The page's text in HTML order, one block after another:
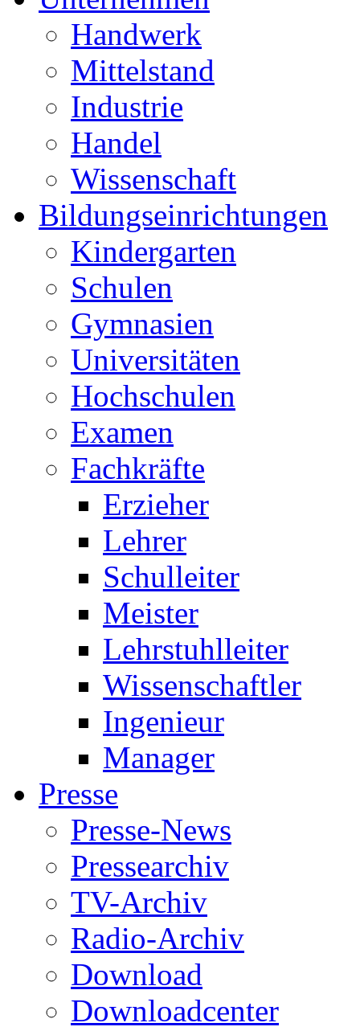
Handwerk
Mittelstand
Industrie
Handel
Wissenschaft
Bildungseinrichtungen
Kindergarten
Schulen
Gymnasien
Universitäten
Hochschulen
Examen
Fachkräfte
Erzieher
Lehrer
Schulleiter
Meister
Lehrstuhlleiter
Wissenschaftler
Ingenieur
Manager
Presse
Presse-News
Pressearchiv
TV-Archiv
Radio-Archiv
Download
Downloadcenter